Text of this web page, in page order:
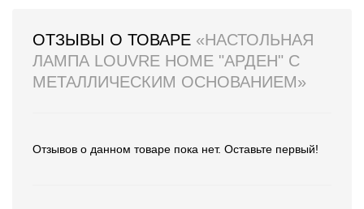
ОТЗЫВЫ О ТОВАРЕ «НАСТОЛЬНАЯ
ЛАМПА LOUVRE HOME "АРДЕН" С
МЕТАЛЛИЧЕСКИМ ОСНОВАНИЕМ»
Отзывов о данном товаре пока нет. Оставьте первый!